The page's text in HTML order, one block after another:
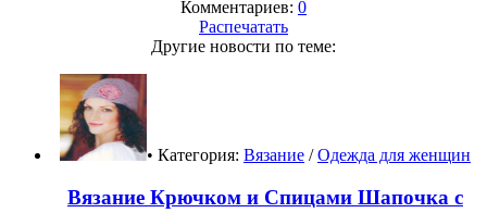
Комментариев: 0
Распечатать
Другие новости по теме:
• Категория: Вязание /Одежда для женщин
Вязание Крючком и Спицами Шапочка с